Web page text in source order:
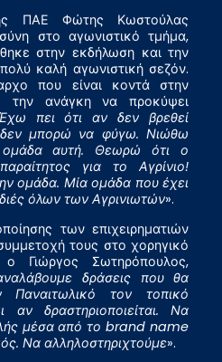
ΠΑΕ Φώτης Κωστούλας
στο αγωνιστικό τμήμα,
στην εκδήλωση και την
καλή αγωνιστική σεζόν.
που είναι κοντά στην
την ανάγκη να προκύψει
Έχω πει ότι αν δεν βρεθεί
δεν μπορώ να φύγω. Νιώθω
αυτή. Θεωρώ ότι ο
για το Αγρίνιο!
ομάδα. Μία ομάδα που έχει
όλων των Αγρινιωτών».
των επιχειρηματιών
τους στο χορηγικό
Γιώργος Σωτηρόπουλος,
δράσεις που θα
τον τοπικό
αν δραστηριοποιείται. Να
μέσα από το brand name
Να αλληλοστηριχτούμε».